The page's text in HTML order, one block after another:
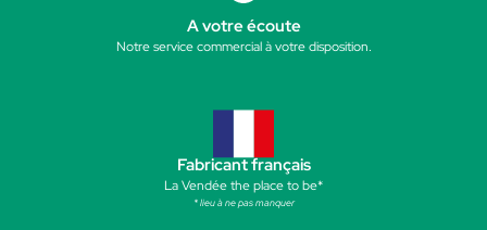
A votre écoute
Notre service commercial à votre disposition.
Fabricant français
La Vendée the place to be*
* lieu à ne pas manquer